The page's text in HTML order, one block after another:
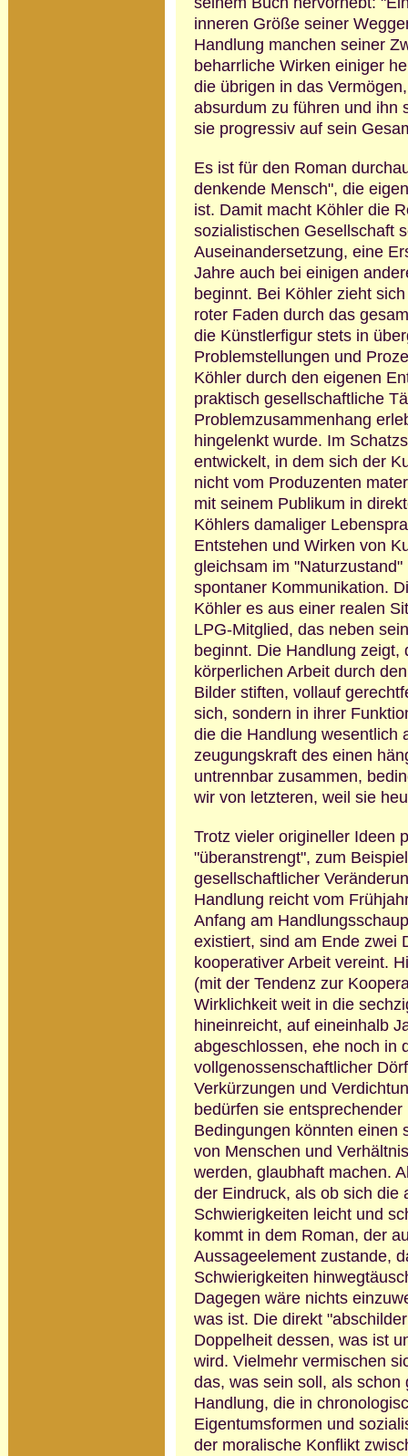
inneren Größe seiner
Handlung manchen seiner
beharrliche Wirken einiger
die übrigen in das
absurdum zu führen und ihn
sie progressiv auf sein
Es ist für den Roman
denkende Mensch", die
ist. Damit macht Köhler die
sozialistischen Gesellschaft
Auseinandersetzung, eine
Jahre auch bei einigen
beginnt. Bei Köhler zieht
roter Faden durch das
die Künstlerfigur stets in
Problemstellungen und
Köhler durch den eigenen
praktisch gesell­schaftliche
Problem­zusammenhang
hingelenkt wurde. Im
entwickelt, in dem sich der
nicht vom Produzenten
mit seinem Publikum in
Köhlers damaliger
Entstehen und Wirken von
gleichsam im
spontaner Kommunikation.
Köhler es aus einer realen
LPG-Mitglied, das neben
beginnt. Die Handlung
körperlichen Arbeit durch
Bilder stiften, vollauf
sich, sondern in ihrer
die die Handlung
zeugungs­kraft des einen
untrennbar zusammen,
wir von letzteren, weil sie
Trotz vieler origineller Ideen
"überanstrengt", zum
gesell­schaftlicher
Handlung reicht vom
Anfang am
existiert, sind am Ende zwei
kooperativer Arbeit vereint.
(mit der Tendenz zur
Wirklichkeit weit in die
hineinreicht, auf eineinhalb
abgeschlossen, ehe noch in
vollgenossenschaftlicher
Verkürzungen und
bedürfen sie
Bedingungen könnten einen
von Menschen und
werden, glaubhaft machen.
der Eindruck, als ob sich die
Schwierigkeiten leicht und
kommt in dem Roman, der
Aussage­element zustande,
Schwierigkeiten
Dagegen wäre nichts
was ist. Die direkt
Doppelheit dessen, was ist
wird. Vielmehr vermischen
das, was sein soll, als
Handlung, die in
Eigentumsformen und
der moralische Konflikt